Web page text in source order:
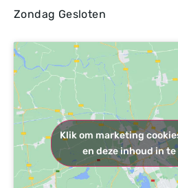
Zondag Gesloten
Klik om marketing
en deze inhoud in